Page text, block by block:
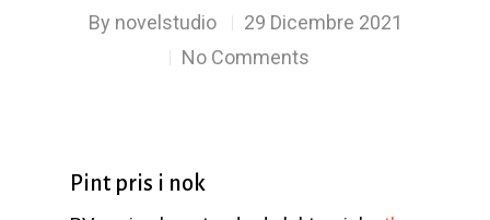
By novelstudio
29 Dicembre 2021
No Comments
Pint pris i nok